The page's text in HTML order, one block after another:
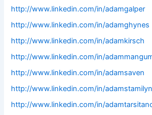
http://www.linkedin.com/in/adamgalper
http://www.linkedin.com/in/adamghynes
http://www.linkedin.com/in/adamkirsch
http://www.linkedin.com/in/
http://www.linkedin.com/in/adamsaven
http://www.linkedin.com/in/adamstamilyn
http://www.linkedin.com/in/